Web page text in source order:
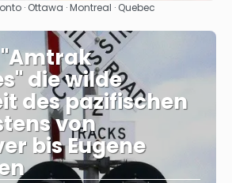
See
· Ottawa · Montreal · Quebec
die wilde
des pazifischen
von
bis Eugene